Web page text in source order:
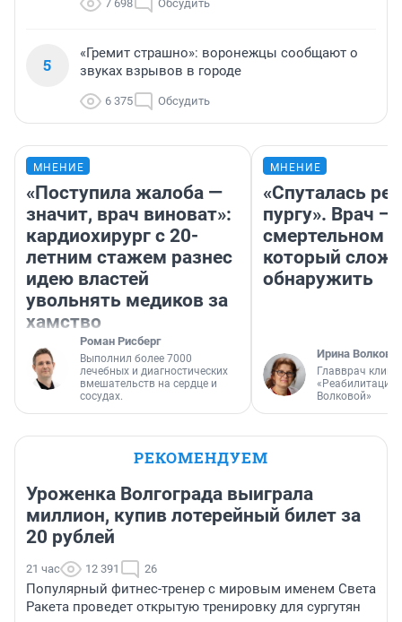
7 698 Обсудить
5
«Гремит страшно»: воронежцы сообщают о
звуках взрывов в городе
6 375 Обсудить
МНЕНИЕ
«Поступила жалоба —
значит, врач виноват»:
кардиохирург с 20-
летним стажем разнес
идею властей
увольнять медиков за
хамство
Роман Рисберг
Выполнил более 7000
лечебных и диагностических
вмешательств на сердце и
сосудах.
МНЕНИЕ
«Спуталась
пургу». Врач —
смертельном
который
обнаружить
Ирина Волкова
Главврач
«Реабилитация
Волковой»
РЕКОМЕНДУЕМ
Уроженка Волгограда выиграла
миллион, купив лотерейный билет за
20 рублей
21 час 12 391 26
Популярный фитнес-тренер с мировым именем Света
Ракета проведет открытую тренировку для сургутян